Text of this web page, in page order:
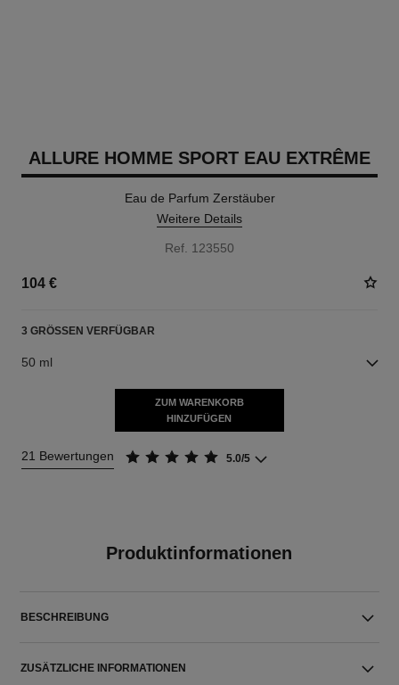
ALLURE HOMME SPORT EAU EXTRÊME
Eau de Parfum Zerstäuber
Weitere Details
Ref. 123550
104 €
3 GRÖSSEN VERFÜGBAR
50 ml
ZUM WARENKORB
HINZUFÜGEN
21 Bewertungen 5.0/5
Produktinformationen
BESCHREIBUNG
ZUSÄTZLICHE INFORMATIONEN